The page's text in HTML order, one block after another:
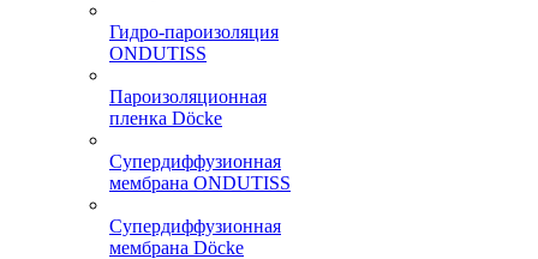
Гидро-пароизоляция
ONDUTISS
Пароизоляционная
пленка Döcke
Супердиффузионная
мембрана ONDUTISS
Супердиффузионная
мембрана Döcke